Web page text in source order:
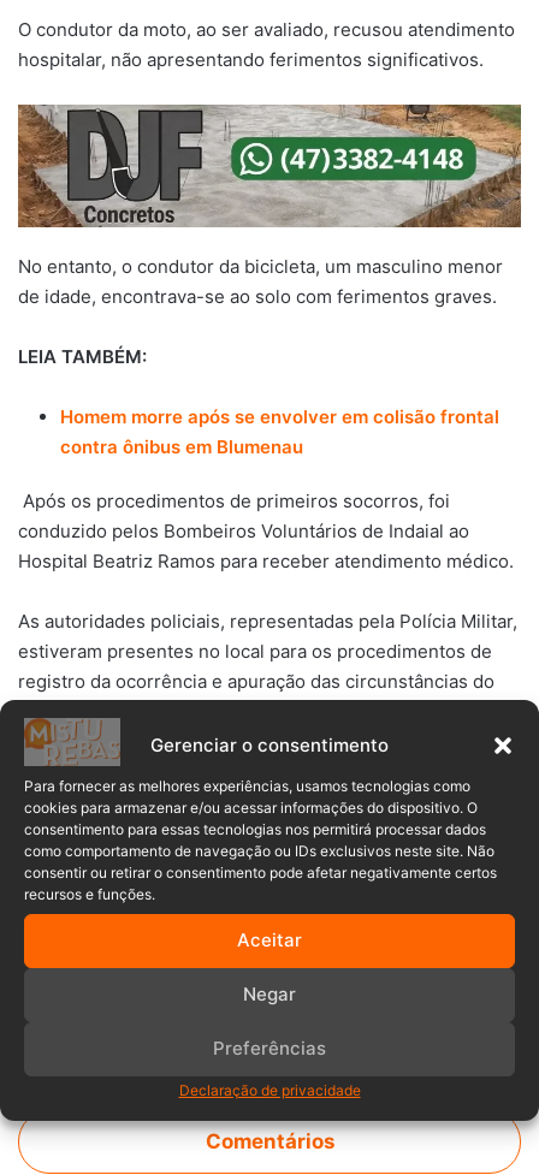
Gerenciar o consentimento
Para fornecer as melhores experiências, usamos tecnologias como
cookies para armazenar e/ou acessar informações do dispositivo. O
consentimento para essas tecnologias nos permitirá processar dados
como comportamento de navegação ou IDs exclusivos neste site. Não
consentir ou retirar o consentimento pode afetar negativamente certos
recursos e funções.
Aceitar
Negar
Preferências
Declaração de privacidade
O condutor da moto, ao ser avaliado, recusou atendimento
hospitalar, não apresentando ferimentos significativos.
No entanto, o condutor da bicicleta, um masculino menor
de idade, encontrava-se ao solo com ferimentos graves.
LEIA TAMBÉM:
Homem morre após se envolver em colisão frontal
contra ônibus em Blumenau
Após os procedimentos de primeiros socorros, foi
conduzido pelos Bombeiros Voluntários de Indaial ao
Hospital Beatriz Ramos para receber atendimento médico.
As autoridades policiais, representadas pela Polícia Militar,
estiveram presentes no local para os procedimentos de
registro da ocorrência e apuração das circunstâncias do
Acidente adolescente bicicleta
ferido
Comentários